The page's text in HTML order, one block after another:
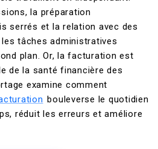
la préparation
serrés et la relation avec des
tâches administratives
plan. Or, la facturation est
de la santé financière des
examine comment
bouleverse le quotidien
réduit les erreurs et améliore